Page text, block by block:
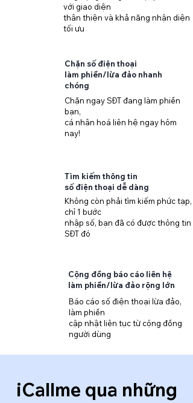
với giao diện
thân thiện và khả năng nhận diện
tối ưu
​Chặn số điện thoại
làm phiền/lừa đảo nhanh
chóng
​Chặn ngay SĐT đang làm phiền
bạn,
cá nhân hoá liên hệ ngay hôm
nay!
Tìm kiếm thông tin
số điện thoại dễ dàng
Không còn phải tìm kiếm phức tạp,
chỉ 1 bước
nhập số, bạn đã có được thông tin
SĐT đó
Cộng đồng báo cáo liên hệ
làm phiền/lừa đảo rộng lớn
Báo cáo số điện thoại lừa đảo,
làm phiền
cập nhật liên tục từ cộng đồng
người dùng
​iCallme qua những